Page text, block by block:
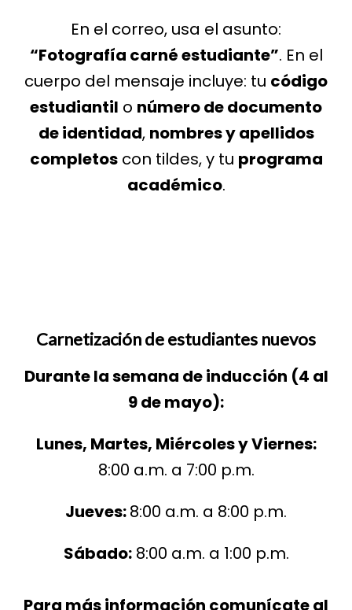
En el correo, usa el asunto:
“Fotografía carné estudiante”. En el
cuerpo del mensaje incluye: tu código
estudiantil o número de documento
de identidad, nombres y apellidos
completoscon tildes, y tu programa
académico.
Carnetización de estudiantes nuevos
Durante la semana de inducción (4 al
9 de mayo):
Lunes, Martes, Miércoles y Viernes:
8:00 a.m. a 7:00 p.m.
Jueves:8:00 a.m. a 8:00 p.m.
Sábado:8:00 a.m. a 1:00 p.m.
Para más información comunícate al